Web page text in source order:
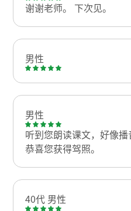
谢谢老师。 下次见。
男性
男性
听到您朗读课文，好像播
恭喜您获得驾照。
40代 男性